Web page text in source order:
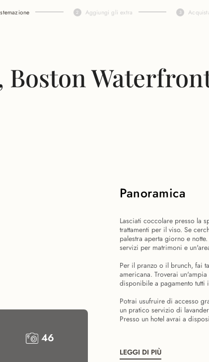
Aggiungi gli extra
Boston
46
Panoramica
Lasciati coccolare presso la
trattamenti per il viso. Se
palestra aperta giorno e
servizi per matrimoni e
Per il pranzo o il brunch, fai
americana. Troverai
disponibile a pagamento
Potrai usufruire di accesso
un pratico servizio di
Presso un hotel avrai a
LEGGI DI PIÙ